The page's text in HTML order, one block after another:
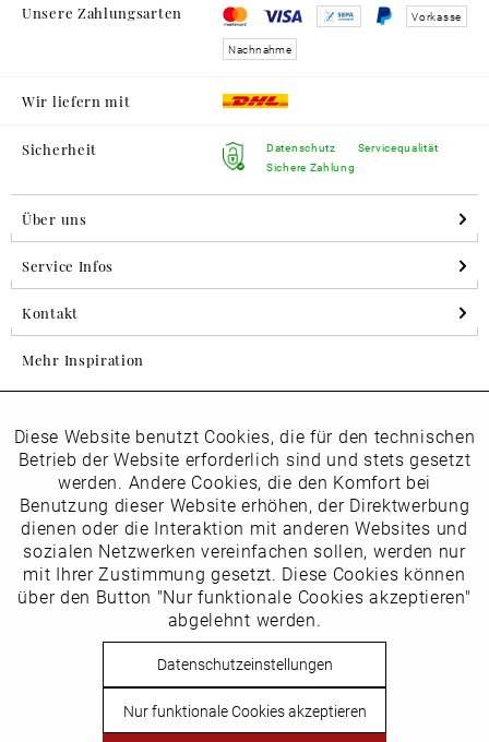
Unsere Zahlungsarten Vorkasse
Nachnahme
Wir liefern mit
Sicherheit
Datenschutz
Sichere Zahlung
Servicequalität
Über uns
Service Infos
Kontakt
Mehr Inspiration
Folgen Sie uns auf Instagram
horsch_schuhe
Newsletter
Datenschutzbestimmungenhabe ich zur Kenntnis
vom Newsletter abmelden.
Vertrag widerrufen
Funktionale Aktiv
Marketing Inaktiv
Tracking Inaktiv
Inaktiv
Diese Website benutzt Cookies, die für den technischen
Betrieb der Website erforderlich sind und stets gesetzt
werden. Andere Cookies, die den Komfort bei
Benutzung dieser Website erhöhen, der Direktwerbung
dienen oder die Interaktion mit anderen Websites und
sozialen Netzwerken vereinfachen sollen, werden nur
mit Ihrer Zustimmung gesetzt. Diese Cookies können
über den Button "Nur funktionale Cookies akzeptieren"
abgelehnt werden.
Datenschutzeinstellungen
Nur funktionale Cookies akzeptieren